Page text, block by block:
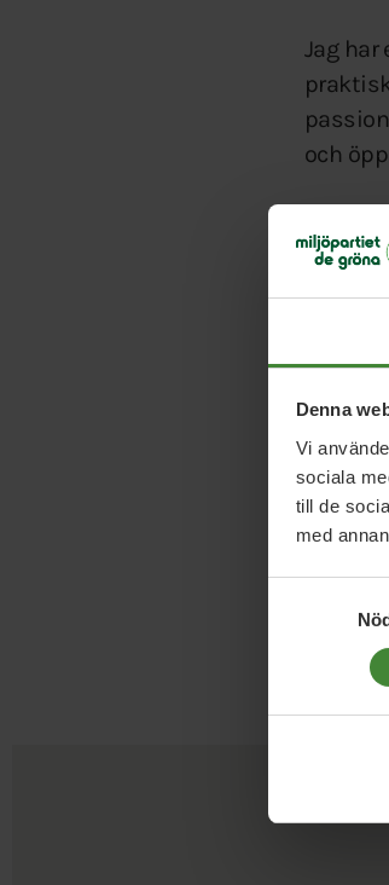
Denna
Vi
sociala
till de
med
Jag har
och
–